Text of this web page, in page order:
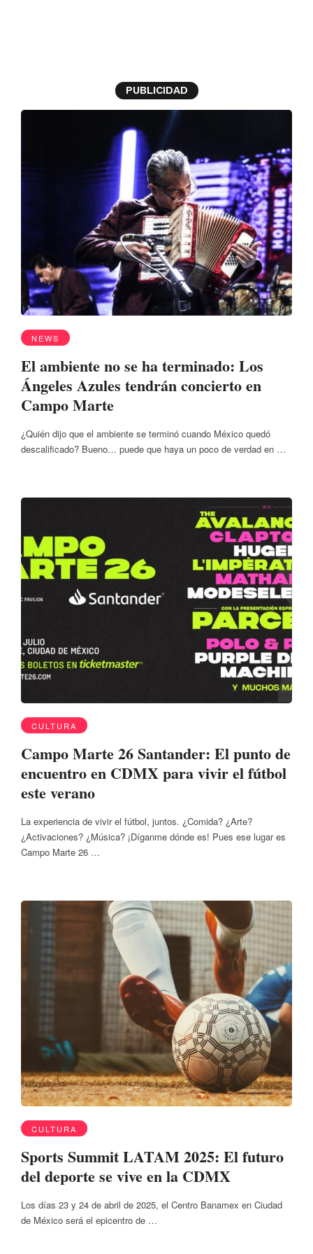
PUBLICIDAD
NEWS
El ambiente no se ha terminado: Los
Ángeles Azules tendrán concierto en
Campo Marte
¿Quién dijo que el ambiente se terminó cuando México quedó
descalificado? Bueno… puede que haya un poco de verdad en …
CULTURA
Campo Marte 26 Santander: El punto de
encuentro en CDMX para vivir el fútbol
este verano
La experiencia de vivir el fútbol, juntos. ¿Comida? ¿Arte?
¿Activaciones? ¿Música? ¡Díganme dónde es! Pues ese lugar es
Campo Marte 26 …
CULTURA
Sports Summit LATAM 2025: El futuro
del deporte se vive en la CDMX
Los días 23 y 24 de abril de 2025, el Centro Banamex en Ciudad
de México será el epicentro de …